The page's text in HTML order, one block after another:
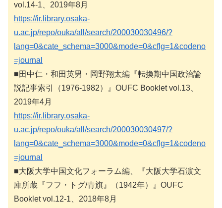
vol.14-1、2019年8月
https://ir.library.osaka-
u.ac.jp/repo/ouka/all/search/200030030496/?
lang=0&cate_schema=3000&mode=0&cflg=1&codeno
=journal
■田中仁・和田英男・岡野翔太編『転換期中国政治論
説記事索引（1976-1982）』OUFC Booklet vol.13、
2019年4月
https://ir.library.osaka-
u.ac.jp/repo/ouka/all/search/200030030497/?
lang=0&cate_schema=3000&mode=0&cflg=1&codeno
=journal
■大阪大学中国文化フォーラム編、『大阪大学石濵文
庫所蔵『フフ・トグ/青旗』（1942年）』OUFC
Booklet vol.12-1、2018年8月